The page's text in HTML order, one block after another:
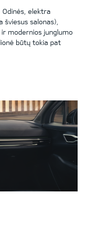
elektra
šviesus salonas)
modernios junglumo
būtų tokia pat